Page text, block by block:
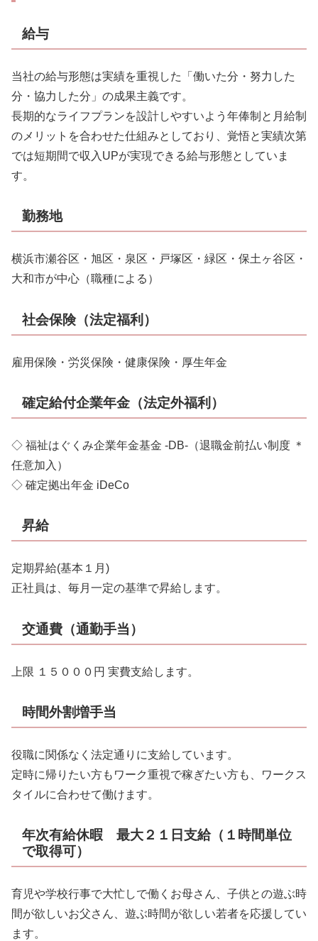
給与
当社の給与形態は実績を重視した「働いた分・努力した
分・協力した分」の成果主義です。
長期的なライフプランを設計しやすいよう年俸制と月給制
のメリットを合わせた仕組みとしており、覚悟と実績次第
では短期間で収入UPが実現できる給与形態としていま
す。
勤務地
横浜市瀬谷区・旭区・泉区・戸塚区・緑区・保土ヶ谷区・
大和市が中心（職種による）
社会保険（法定福利）
雇用保険・労災保険・健康保険・厚生年金
確定給付企業年金（法定外福利）
◇ 福祉はぐくみ企業年金基金 -DB-（退職金前払い制度 ＊
任意加入）
◇ 確定拠出年金 iDeCo
昇給
定期昇給(基本１月)
正社員は、毎月一定の基準で昇給します。
交通費（通勤手当）
上限 １５０００円 実費支給します。
時間外割増手当
役職に関係なく法定通りに支給しています。
定時に帰りたい方もワーク重視で稼ぎたい方も、ワークス
タイルに合わせて働けます。
年次有給休暇 最大２１日支給（１時間単位
で取得可）
育児や学校行事で大忙しで働くお母さん、子供との遊ぶ時
間が欲しいお父さん、遊ぶ時間が欲しい若者を応援してい
ます。